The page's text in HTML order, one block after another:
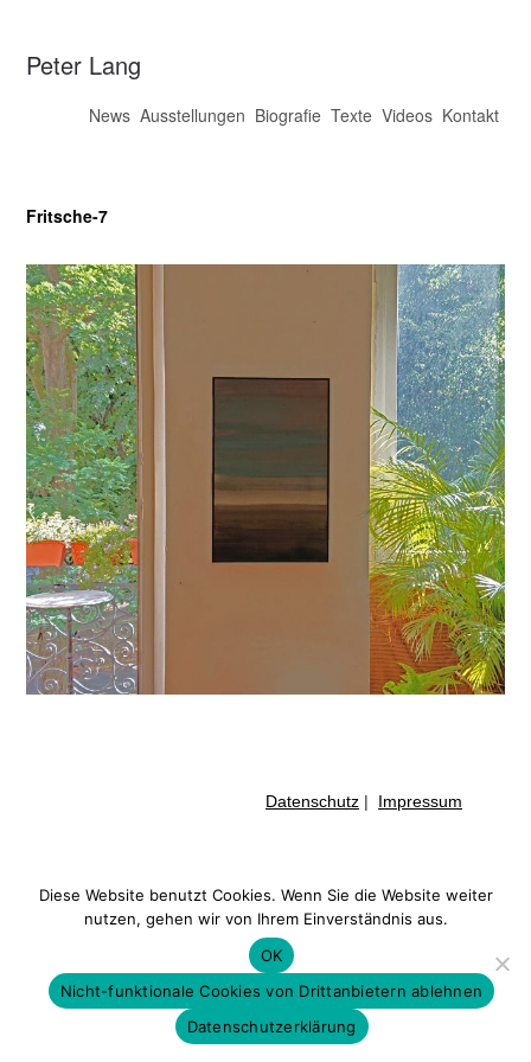
Peter Lang
News Ausstellungen Biografie Texte Videos Kontakt
Fritsche-7
Datenschutz | Impressum
Diese Website benutzt Cookies. Wenn Sie die Website weiter
nutzen, gehen wir von Ihrem Einverständnis aus.
OK
Nicht-funktionale Cookies von Drittanbietern ablehnen
Datenschutzerklärung